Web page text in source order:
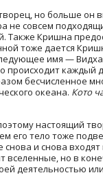
но больше он
не совсем
Также Кришна
тоже дается
имя —
происходит каждый
бесчисленное
океана. Кото
настоящий
его тело тоже
снова и снова
вселенные, но в
деятельностью